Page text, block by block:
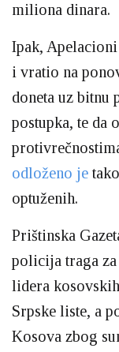
miliona dinara.
Ipak,
i vratio na
doneta uz
postupka, te da
odloženo je
optuženih.
Prištinska
policija traga
lidera
Srpske liste, a
Kosova zbog